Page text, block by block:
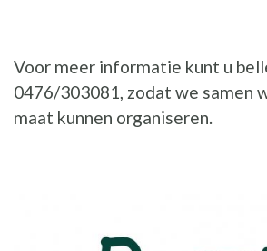
Voor meer informatie kunt u
0476/303081, zodat we samen
maat kunnen organiseren.